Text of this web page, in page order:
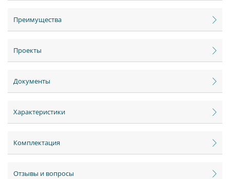
Преимущества
Проекты
Документы
Характеристики
Комплектация
Отзывы и вопросы